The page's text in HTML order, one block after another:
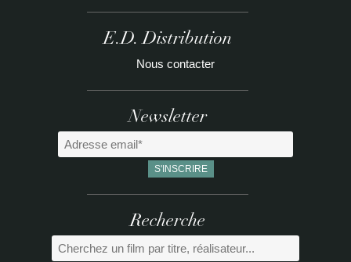
E.D. Distribution
Nous contacter
Newsletter
Recherche